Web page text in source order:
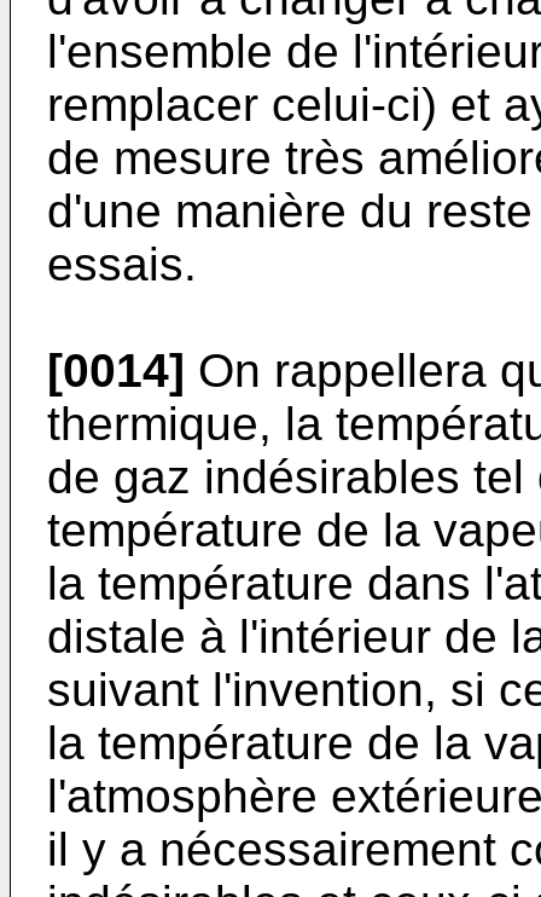
l'ensemble de
remplacer celui-ci) et
de mesure très
d'une manière du
essais.
[0014] On rappellera
thermique, la
de gaz indésirables
température de la
la température dans
distale à l'intérieur de
suivant l'invention, si
la température de la
l'atmosphère
il y a nécessairement